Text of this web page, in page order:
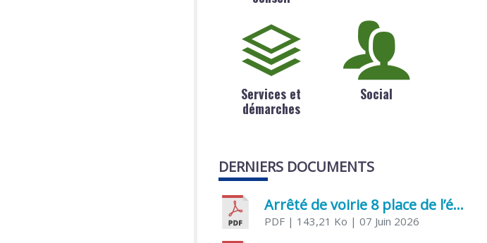
Services et
démarches
Social
DERNIERS DOCUMENTS
Arrêté de voirie 8 place de l’église 17170 Benon
PDF | 143,21 Ko | 07 Juin 2026